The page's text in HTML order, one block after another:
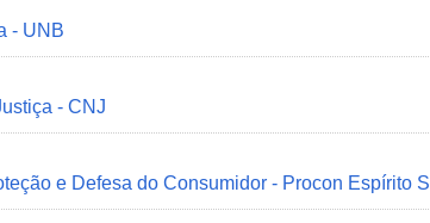
- UNB
- CNJ
e Defesa do Consumidor - Procon Espírito